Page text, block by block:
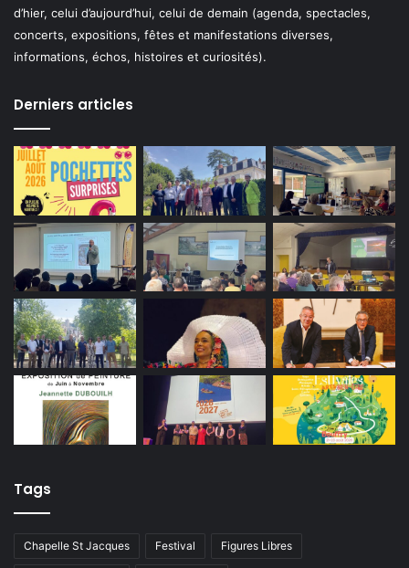
d’hier, celui d’aujourd’hui, celui de demain (agenda, spectacles,
concerts, expositions, fêtes et manifestations diverses,
informations, échos, histoires et curiosités).
Derniers articles
Tags
Chapelle St Jacques Festival Figures Libres